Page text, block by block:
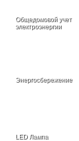
Общедомовой учет
электроэнергии
Энергосбережение
LED Лампа